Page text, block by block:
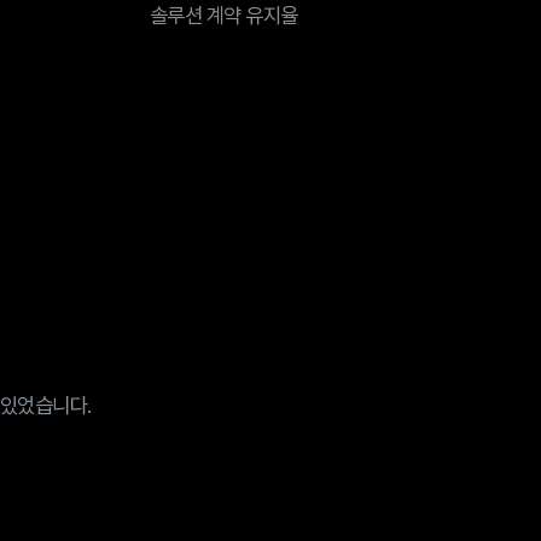
솔루션 계약 유지율
었습니다.